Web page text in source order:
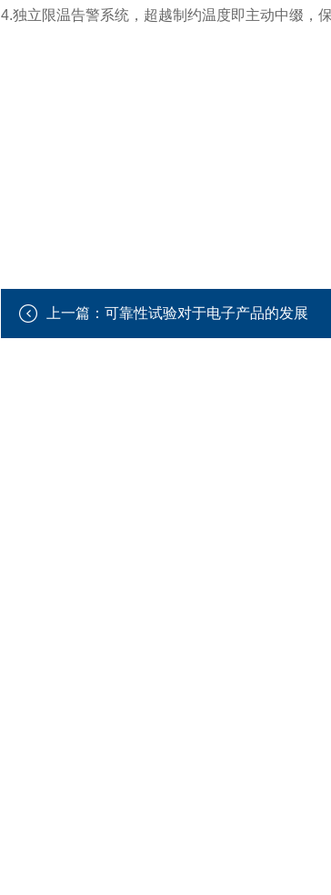
4.独立限温告警系统，超越制约温度即主动中缀，
上一篇： 可靠性试验对于电子产品的发展